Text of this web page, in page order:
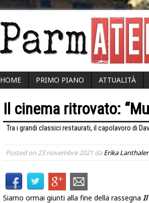
HOME PRIMO PIANO ATTUALITÀ
Il cinema ritrovato:
Tra i grandi classici restaurati, il capolavoro di
Posted on 23 novembre 2021 daErika Lanthaler
Siamo ormai giunti alla fine della rassegna Il